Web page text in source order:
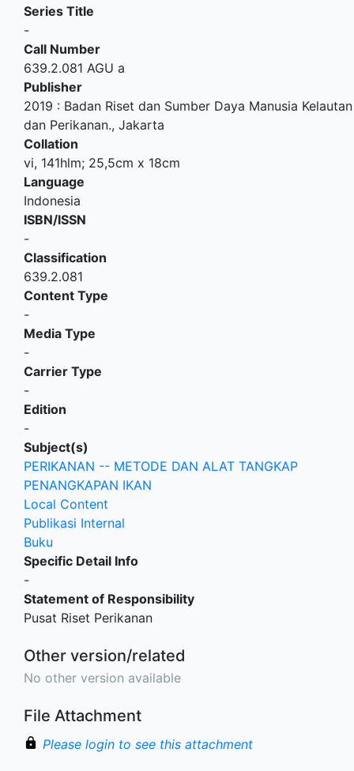
Series Title
-
Call Number
639.2.081 AGU a
Publisher
2019 : Badan Riset dan Sumber Daya Manusia Kelautan
dan Perikanan., Jakarta
Collation
vi, 141hlm; 25,5cm x 18cm
Language
Indonesia
ISBN/ISSN
-
Classification
639.2.081
Content Type
-
Media Type
-
Carrier Type
-
Edition
-
Subject(s)
PERIKANAN -- METODE DAN ALAT TANGKAP
PENANGKAPAN IKAN
Local Content
Publikasi Internal
Buku
Specific Detail Info
-
Statement of Responsibility
Pusat Riset Perikanan
Other version/related
No other version available
File Attachment
Please login to see this attachment